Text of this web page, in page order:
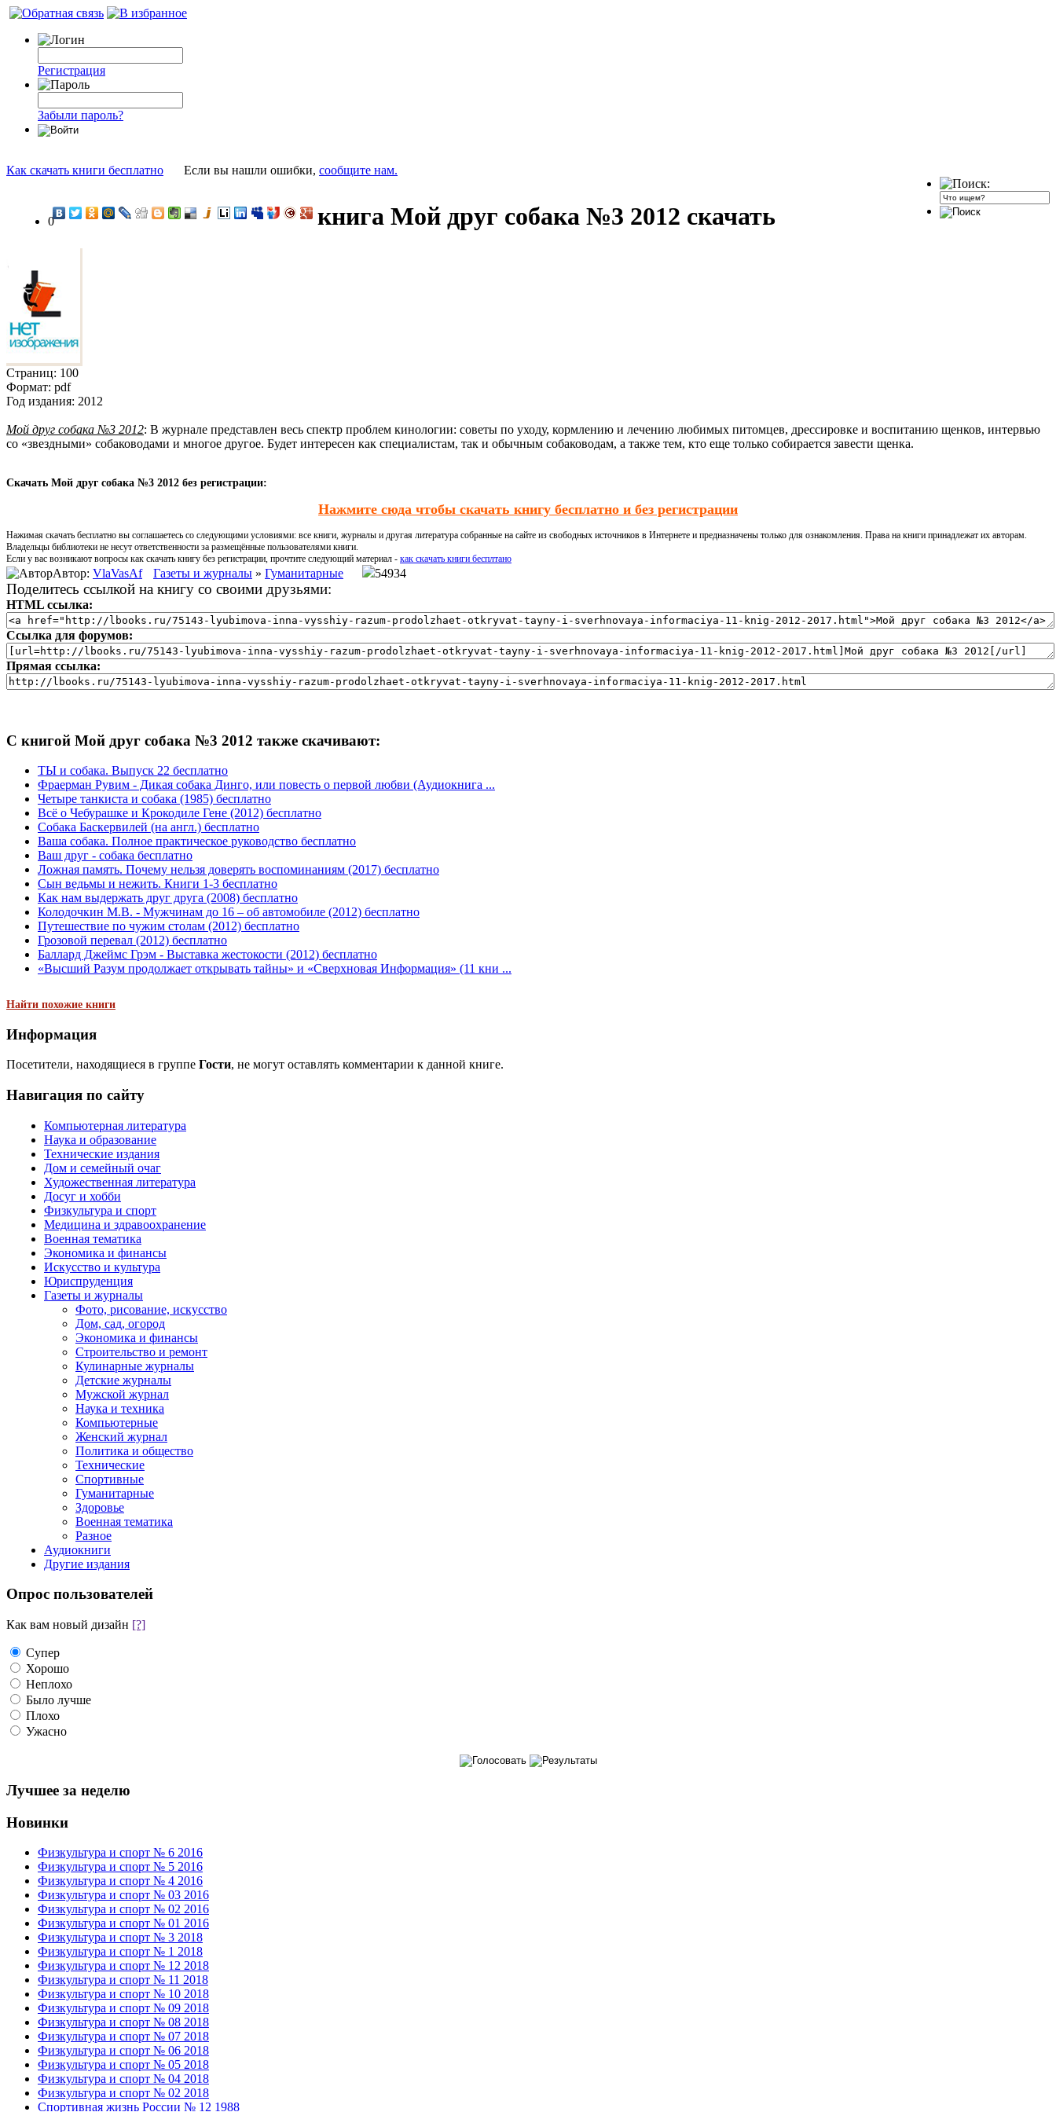
Регистрация
Забыли пароль?
Как скачать книги бесплатно Если вы нашли ошибки, сообщите нам.
0 книга Мой друг собака №3 2012 скачать
Страниц: 100
Формат: pdf
Год издания: 2012
Мой друг собака №3 2012: В журнале представлен весь спектр проблем кинологии: советы по уходу, кормлению и лечению любимых питомцев, дрессировке и воспитанию щенков, интервью
со «звездными» собаководами и многое другое. Будет интересен как специалистам, так и обычным собаководам, а также тем, кто еще только собирается завести щенка.
Скачать Мой друг собака №3 2012 без регистрации:
Нажмите сюда чтобы скачать книгу бесплатно и без регистрации
Нажимая скачать бесплатно вы соглашаетесь со следующими условиями: все книги, журналы и другая литература собранные на сайте из свободных источников в Интернете и предназначены только для ознакомления. Права на книги принадлежат их авторам.
Владельцы библиотеки не несут ответственности за размещённые пользователями книги.
Если у вас возникают вопросы как скачать книгу без регистрации, прочтите следующий материал - как скачать книги бесплтано
Автор: VlaVasAf Газеты и журналы » Гуманитарные 54934
Поделитесь ссылкой на книгу со своими друзьями:
HTML ссылка:
Ссылка для форумов:
Прямая ссылка:
С книгой Мой друг собака №3 2012 также скачивают:
ТЫ и собака. Выпуск 22 бесплатно
Фраерман Рувим - Дикая собака Динго, или повесть о первой любви (Аудиокнига ...
Четыре танкиста и собака (1985) бесплатно
Всё о Чебурашке и Крокодиле Гене (2012) бесплатно
Собака Баскервилей (на англ.) бесплатно
Ваша собака. Полное практическое руководство бесплатно
Ваш друг - собака бесплатно
Ложная память. Почему нельзя доверять воспоминаниям (2017) бесплатно
Сын ведьмы и нежить. Книги 1-3 бесплатно
Как нам выдержать друг друга (2008) бесплатно
Колодочкин М.В. - Мужчинам до 16 – об автомобиле (2012) бесплатно
Путешествие по чужим столам (2012) бесплатно
Грозовой перевал (2012) бесплатно
Баллард Джеймс Грэм - Выставка жестокости (2012) бесплатно
«Высший Разум продолжает открывать тайны» и «Сверхновая Информация» (11 кни ...
Найти похожие книги
Информация
Посетители, находящиеся в группе Гости, не могут оставлять комментарии к данной книге.
Навигация по сайту
Компьютерная литература
Наука и образование
Технические издания
Дом и семейный очаг
Художественная литература
Досуг и хобби
Физкультура и спорт
Медицина и здравоохранение
Военная тематика
Экономика и финансы
Искусство и культура
Юриспруденция
Газеты и журналы
Фото, рисование, искусство
Дом, сад, огород
Экономика и финансы
Строительство и ремонт
Кулинарные журналы
Детские журналы
Мужской журнал
Наука и техника
Компьютерные
Женский журнал
Политика и общество
Технические
Спортивные
Гуманитарные
Здоровье
Военная тематика
Разное
Аудиокниги
Другие издания
Опрос пользователей
Как вам новый дизайн [?]
Супер
Хорошо
Неплохо
Было лучше
Плохо
Ужасно
Лучшее за неделю
Новинки
Физкультура и спорт № 6 2016
Физкультура и спорт № 5 2016
Физкультура и спорт № 4 2016
Физкультура и спорт № 03 2016
Физкультура и спорт № 02 2016
Физкультура и спорт № 01 2016
Физкультура и спорт № 3 2018
Физкультура и спорт № 1 2018
Физкультура и спорт № 12 2018
Физкультура и спорт № 11 2018
Физкультура и спорт № 10 2018
Физкультура и спорт № 09 2018
Физкультура и спорт № 08 2018
Физкультура и спорт № 07 2018
Физкультура и спорт № 06 2018
Физкультура и спорт № 05 2018
Физкультура и спорт № 04 2018
Физкультура и спорт № 02 2018
Спортивная жизнь России № 12 1988